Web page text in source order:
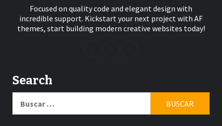
Focused on quality code and elegant design with
incredible support. Kickstart your next project with AF
themes, start building modern creative websites today!
Search